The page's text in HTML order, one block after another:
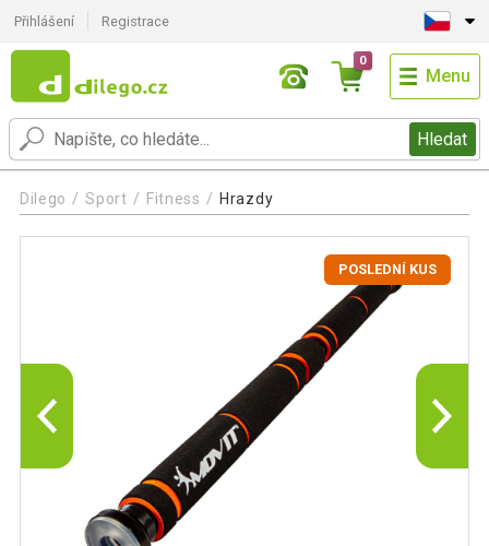
Přihlášení Registrace
Hledat
0
Menu
Dilego Sport Fitness Hrazdy
POSLEDNÍ KUS